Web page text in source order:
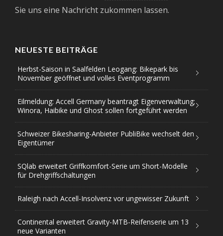
Sie uns eine Nachricht zukommen lassen.
NEUESTE BEITRÄGE
Herbst-Saison in Saalfelden Leogang: Bikepark bis
November geöffnet und volles Eventprogramm
Eilmeldung: Accell Germany beantragt Eigenverwaltung;
Winora, Haibike und Ghost sollen fortgeführt werden
Schweizer Bikesharing-Anbieter PubliBike wechselt den
Eigentümer
SQlab erweitert Griffkomfort-Serie um Short-Modelle
für Drehgriffschaltungen
Raleigh nach Accell-Insolvenz vor ungewisser Zukunft
Continental erweitert Gravity-MTB-Reifenserie um 13
neue Varianten